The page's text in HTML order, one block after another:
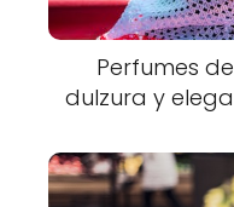
Perfumes
dulzura y